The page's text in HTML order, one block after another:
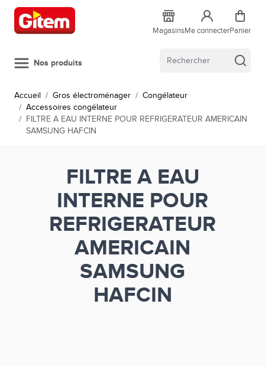
Allez au contenu
MagasinsMe connecterPanier
Nos produits
Accueil / Gros électroménager / Congélateur
/ Accessoires congélateur
/ FILTRE A EAU INTERNE POUR REFRIGERATEUR AMERICAIN
SAMSUNG HAFCIN
FILTRE A EAU
INTERNE POUR
REFRIGERATEUR
AMERICAIN
SAMSUNG
HAFCIN